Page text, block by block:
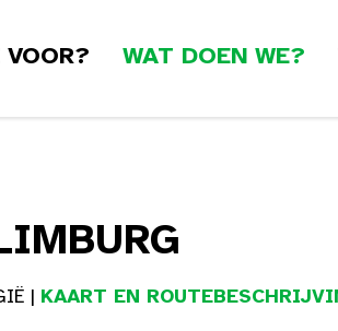
VOOR? WAT DOEN WE?
| KAART EN